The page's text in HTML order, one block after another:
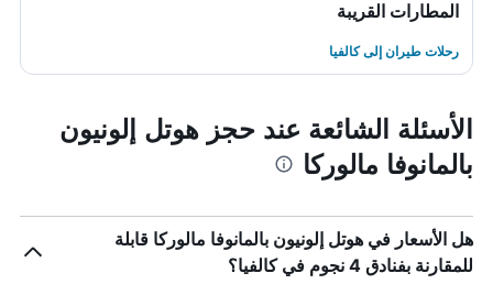
المطارات القريبة
رحلات طيران إلى كالفيا
الأسئلة الشائعة عند حجز هوتل إلونيون
بالمانوفا مالوركا
هل الأسعار في هوتل إلونيون بالمانوفا مالوركا قابلة
للمقارنة بفنادق 4 نجوم في كالفيا؟